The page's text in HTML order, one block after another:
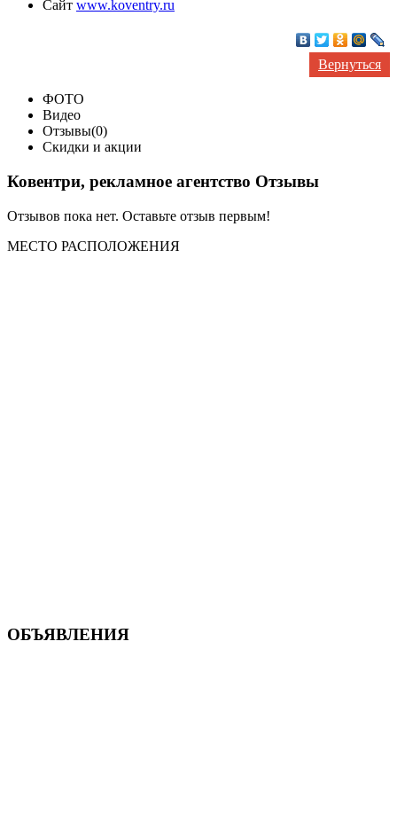
Сайт www.koventry.ru
Вернуться
ФОТО
Видео
Отзывы(0)
Скидки и акции
Ковентри, рекламное агентство Отзывы
Отзывов пока нет. Оставьте отзыв первым!
МЕСТО РАСПОЛОЖЕНИЯ
ОБЪЯВЛЕНИЯ